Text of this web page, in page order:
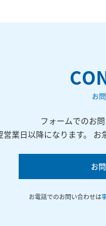
お
フォームでのお
業日以降になります。 お
お
お電話でのお問い合わせは